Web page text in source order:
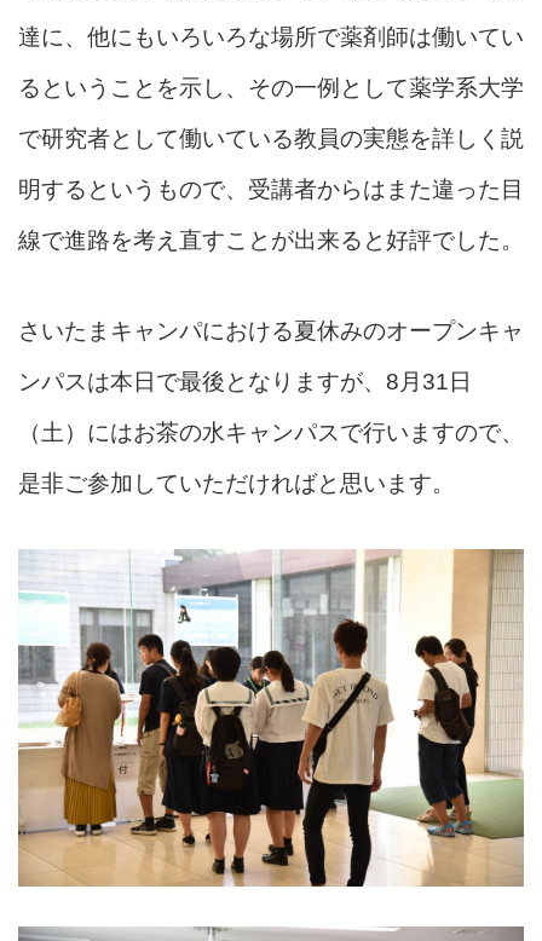
達に、他にもいろいろな場所で薬剤師は働いてい
るということを示し、その一例として薬学系大学
で研究者として働いている教員の実態を詳しく説
明するというもので、受講者からはまた違った目
線で進路を考え直すことが出来ると好評でした。
さいたまキャンパにおける夏休みのオープンキャ
ンパスは本日で最後となりますが、8月31日
（土）にはお茶の水キャンパスで行いますので、
是非ご参加していただければと思います。